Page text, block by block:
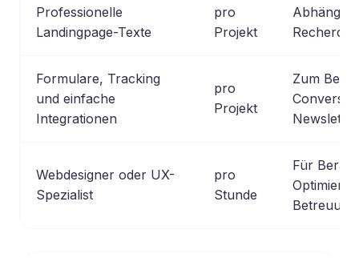
Professionelle
Landingpage-Texte
pro
Projekt
Abhängig
Formulare, Tracking
und einfache
Integrationen
pro
Projekt
Zum
Webdesigner oder UX-
Spezialist
pro
Stunde
Für
Betreuung.